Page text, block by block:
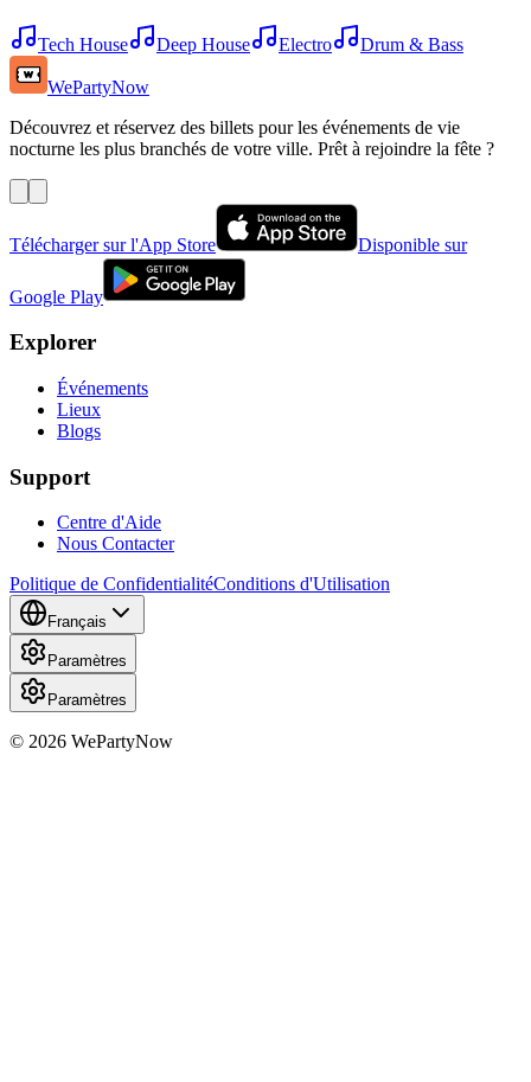
Tech House Deep House Electro Drum & Bass
WePartyNow
Découvrez et réservez des billets pour les événements de vie
nocturne les plus branchés de votre ville. Prêt à rejoindre la fête ?
Télécharger sur l'App Store Disponible sur
Google Play
Explorer
Événements
Lieux
Blogs
Support
Centre d'Aide
Nous Contacter
Politique de ConfidentialitéConditions d'Utilisation
Français
Paramètres
Paramètres
© 2026 WePartyNow